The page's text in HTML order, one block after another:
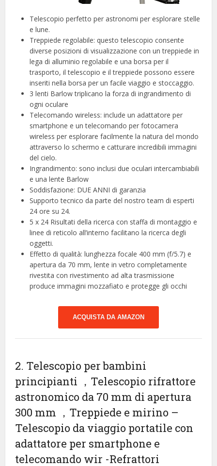
Telescopio perfetto per astronomi per esplorare stelle
e lune.
Treppiede regolabile: questo telescopio consente
diverse posizioni di visualizzazione con un treppiede in
lega di alluminio regolabile e una borsa per il
trasporto, il telescopio e il treppiede possono essere
inseriti nella borsa per un facile viaggio e stoccaggio.
3 lenti Barlow triplicano la forza di ingrandimento di
ogni oculare
Telecomando wireless: include un adattatore per
smartphone e un telecomando per fotocamera
wireless per esplorare facilmente la natura del mondo
attraverso lo schermo e catturare incredibili immagini
del cielo.
Ingrandimento: sono inclusi due oculari intercambiabili
e una lente Barlow
Soddisfazione: DUE ANNI di garanzia
Supporto tecnico da parte del nostro team di esperti
24 ore su 24.
5 x 24 Risultati della ricerca con staffa di montaggio e
linee di reticolo all’interno facilitano la ricerca degli
oggetti.
Effetto di qualità: lunghezza focale 400 mm (f/5.7) e
apertura da 70 mm, lente in vetro completamente
rivestita con rivestimento ad alta trasmissione
produce immagini mozzafiato e protegge gli occhi
ACQUISTA DA AMAZON
2. Telescopio per bambini
principianti ，Telescopio rifrattore
astronomico da 70 mm di apertura
300 mm ，Treppiede e mirino –
Telescopio da viaggio portatile con
adattatore per smartphone e
telecomando wir -Refrattori